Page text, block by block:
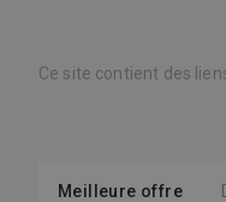
Ce site contient des
Meilleure offre